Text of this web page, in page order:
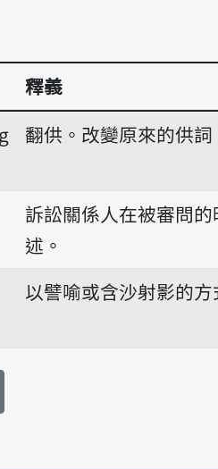
釋義
kháu-king
翻供。改變原來的供詞
放音讀kháu-king
訴訟關係人在被審問
述。
king-thé/king-thué
以譬喻或含沙射影的方